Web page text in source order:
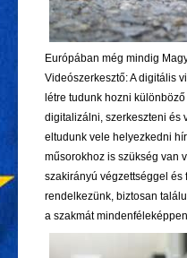
Európában még mindig
Videószerkesztő: A digitális
létre tudunk hozni
digitalizálni, szerkeszteni és
eltudunk vele helyezkedni
műsorokhoz is szükség van
szakirányú végzettséggel és
rendelkezünk, biztosan
a szakmát